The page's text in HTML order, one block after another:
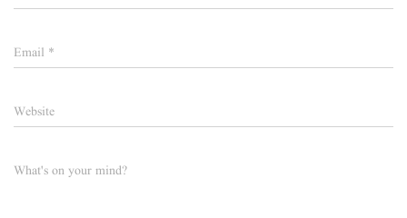
Email *
Website
What's on your mind?